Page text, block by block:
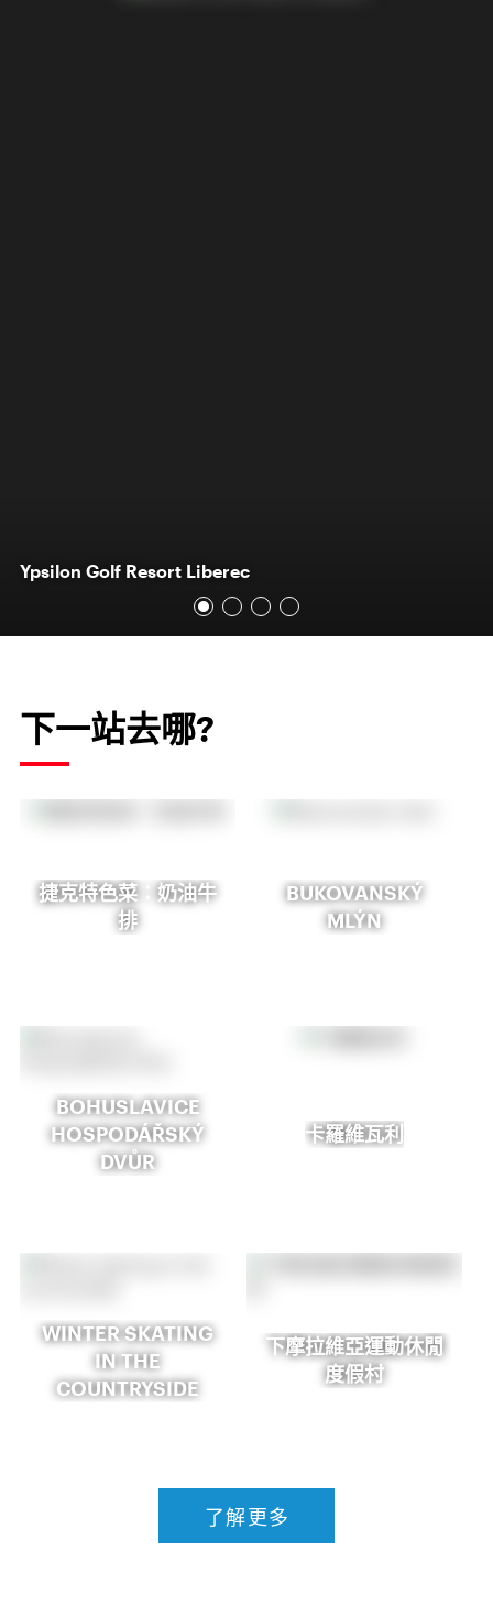
Ypsilon Golf Resort Liberec
下一站去哪?
捷克特色菜：奶油牛
排
BUKOVANSKÝ
MLÝN
BOHUSLAVICE
HOSPODÁŘSKÝ
DVŮR
卡羅維瓦利
WINTER SKATING
IN THE
COUNTRYSIDE
下摩拉維亞運動休閒
度假村
了解更多